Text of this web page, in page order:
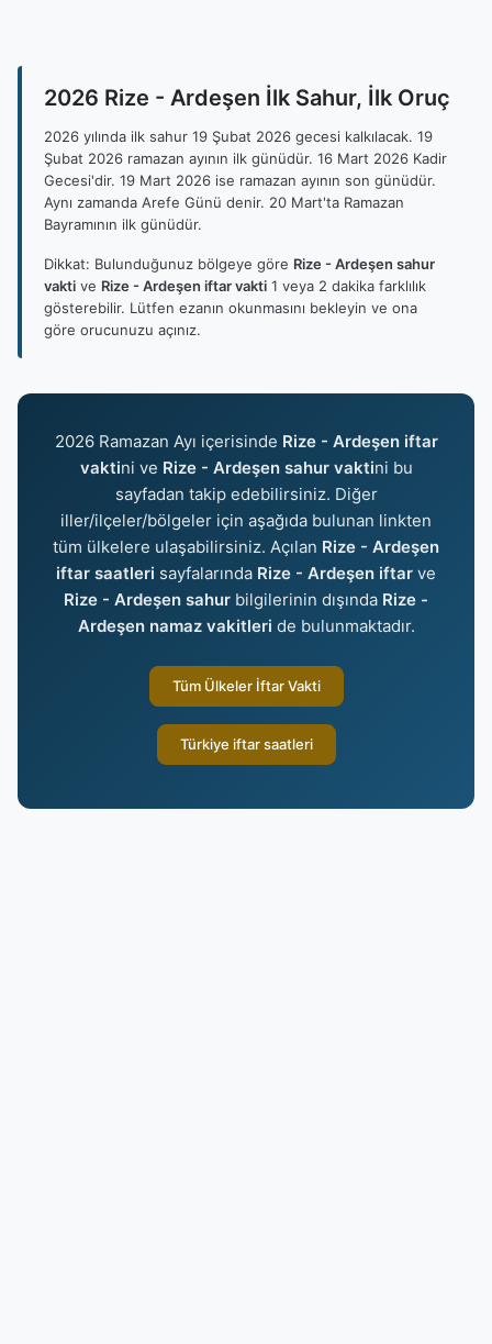
2026 Rize - Ardeşen İlk Sahur, İlk Oruç
2026 yılında ilk sahur 19 Şubat 2026 gecesi kalkılacak. 19
Şubat 2026 ramazan ayının ilk günüdür. 16 Mart 2026 Kadir
Gecesi'dir. 19 Mart 2026 ise ramazan ayının son günüdür.
Aynı zamanda Arefe Günü denir. 20 Mart'ta Ramazan
Bayramının ilk günüdür.
Dikkat: Bulunduğunuz bölgeye göre Rize - Ardeşen sahur
vakti ve Rize - Ardeşen iftar vakti 1 veya 2 dakika farklılık
gösterebilir. Lütfen ezanın okunmasını bekleyin ve ona
göre orucunuzu açınız.
2026 Ramazan Ayı içerisinde Rize - Ardeşen iftar
vaktini ve Rize - Ardeşen sahur vaktini bu
sayfadan takip edebilirsiniz. Diğer
iller/ilçeler/bölgeler için aşağıda bulunan linkten
tüm ülkelere ulaşabilirsiniz. Açılan Rize - Ardeşen
iftar saatleri sayfalarında Rize - Ardeşen iftar ve
Rize - Ardeşen sahur bilgilerinin dışında Rize -
Ardeşen namaz vakitleri de bulunmaktadır.
Tüm Ülkeler İftar Vakti
Türkiye iftar saatleri